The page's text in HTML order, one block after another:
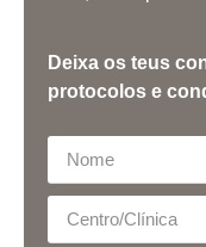
Deixa os teus
protocolos e